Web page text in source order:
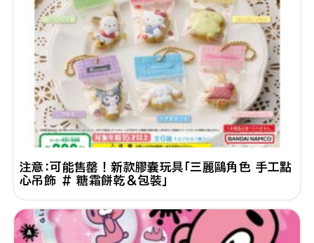
注意：可能售罄！新款膠囊玩具「三麗鷗角色 手工點
心吊飾 # 糖霜餅乾＆包裝」